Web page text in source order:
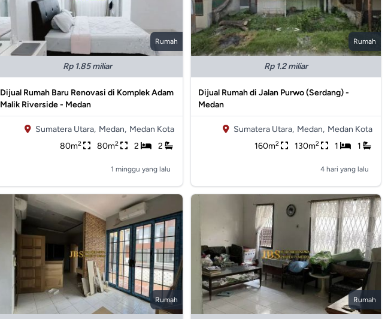
Rumah
Rp 1.85 miliar
Dijual Rumah Baru Renovasi di Komplek Adam
Malik Riverside - Medan
Sumatera Utara, Medan, Medan Kota
80m2 80m2 2 2
1 minggu yang lalu
Rumah
Rp 1.2 miliar
Dijual Rumah di Jalan Purwo (Serdang) -
Medan
Sumatera Utara, Medan, Medan Kota
160m2 130m2 1 1
4 hari yang lalu
Rumah Rumah